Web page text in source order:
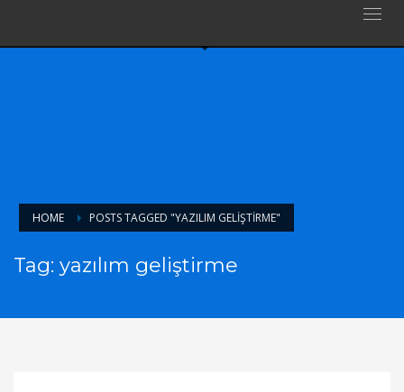
HOME POSTS TAGGED "YAZILIM GELIŞTIRME"
Tag: yazılım geliştirme